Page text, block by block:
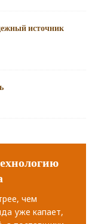
источник
чем
уже капает,